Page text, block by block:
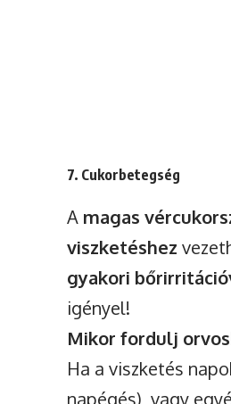
7. Cukorbetegség
A magas
viszketéshez
gyakori
igényel!
Mikor fordulj
Ha a viszketés
napégés), vagy